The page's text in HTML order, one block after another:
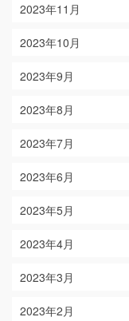
2023年11月
2023年10月
2023年9月
2023年8月
2023年7月
2023年6月
2023年5月
2023年4月
2023年3月
2023年2月